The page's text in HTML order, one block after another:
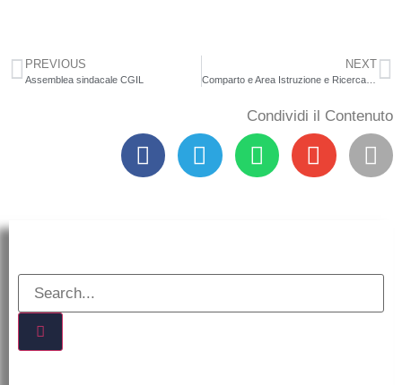
PREVIOUS
Assemblea sindacale CGIL
NEXT
Comparto e Area Istruzione e Ricerca – Sezione Scuola Azione di sciopero breve a partire dal6 maggio 2024 nella scuola primaria.Adempimenti previsti dall’Accordo sulle norme di garanzia dei servizi pubblici essenziali del 2dicembre 2020 (Gazzetta Ufficiale n. 8 del 12 gennaio 2021) con particolare riferimento agli artt.3 e 10.
Condividi il Contenuto